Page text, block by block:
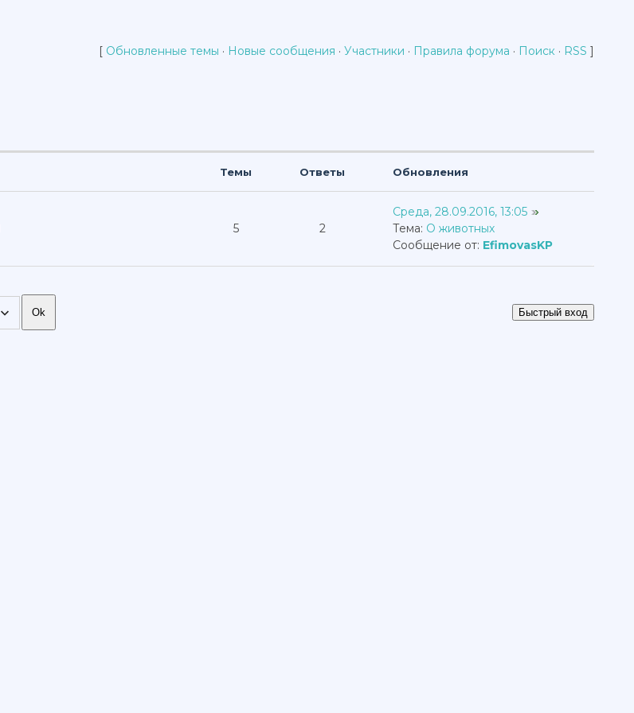
[ Обновленные темы · Новые сообщения · Участники · Правила форума · Поиск · RSS ]
Темы Ответы Обновления
5 2
Среда, 28.09.2016, 13:05
Тема: О животных
Сообщение от: EfimovasKP